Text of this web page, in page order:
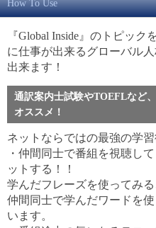
How To Use
『Global Inside』のトピッ
に仕事が出来るグローバル
出来ます！
通訳案内士試験やTOEFLなど
オススメ！
ネットならではの最強の学
・仲間同士で番組を視聴し
ットする！！
学んだフレーズを使ってみ
仲間同士で学んだワードを
います。